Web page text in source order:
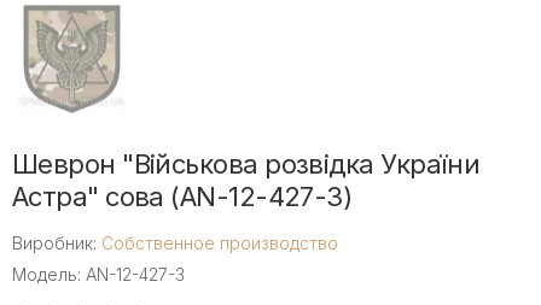
Шеврон "Військова розвідка України
Астра" сова (AN-12-427-3)
Виробник: Собственное производство
Модель: AN-12-427-3